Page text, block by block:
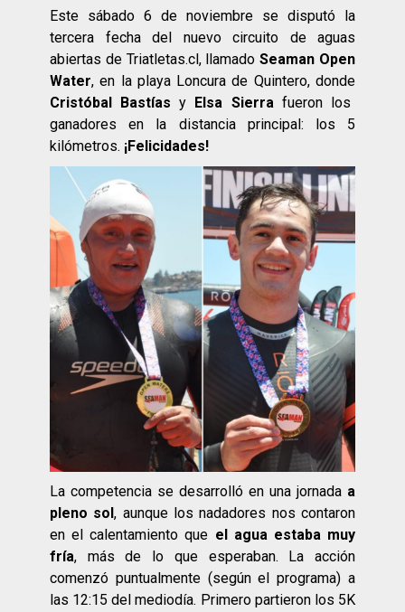
Este sábado 6 de noviembre se disputó la
tercera fecha del nuevo circuito de aguas
abiertas de Triatletas.cl, llamadoSeaman Open
Water, en la playa Loncura de Quintero, donde
Cristóbal Bastías y Elsa Sierrafueron los
ganadores en la distancia principal: los 5
kilómetros. ¡Felicidades!
La competencia se desarrolló en una jornada a
pleno sol, aunque los nadadores nos contaron
en el calentamiento que el agua estaba muy
fría, más de lo que esperaban. La acción
comenzó puntualmente (según el programa) a
las 12:15 del mediodía. Primero partieron los 5K